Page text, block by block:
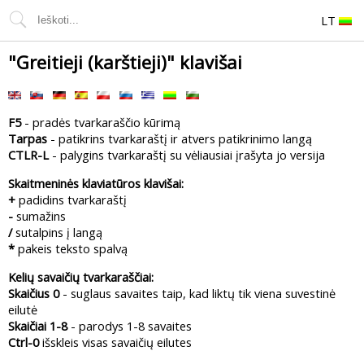
LT
"Greitieji (karštieji)" klavišai
F5- pradės tvarkaraščio kūrimą
Tarpas - patikrins tvarkaraštį ir atvers patikrinimo langą
CTLR-L- palygins tvarkaraštį su vėliausiai įrašyta jo versija
Skaitmeninės klaviatūros klavišai:
+ padidins tvarkaraštį
- sumažins
/sutalpins į langą
* pakeis teksto spalvą
Kelių savaičių tvarkaraščiai:
Skaičius 0- suglaus savaites taip, kad liktų tik viena suvestinė
eilutė
Skaičiai 1-8- parodys 1-8 savaites
Ctrl-0išskleis visas savaičių eilutes